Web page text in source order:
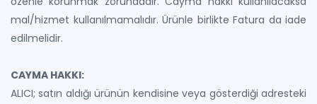
mal/hizmet kullanılmamalıdır. Ürünle birlikte Fatura da iade
edilmelidir.
CAYMA HAKKI:
ALICI; satın aldığı ürünün kendisine veya gösterdiği adresteki